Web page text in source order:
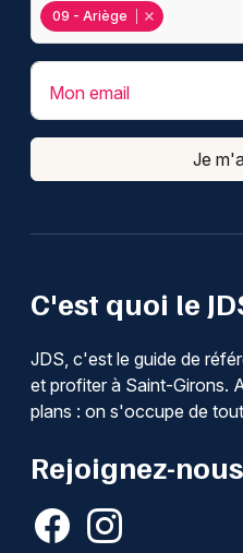
C'est quoi le
JDS, c'est le guide de
et profiter à Saint-Girons.
plans : on s'occupe de
Rejoignez-
09 - Ariège
Mon email
Je